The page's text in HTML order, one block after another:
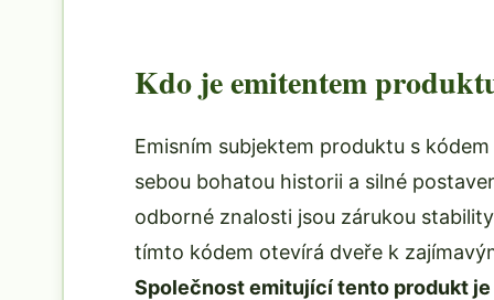
Kdo je emitentem
Emisním subjektem produktu s
sebou bohatou historii a silné
odborné znalosti jsou zárukou
tímto kódem otevírá dveře k
Společnost emitující tento produkt